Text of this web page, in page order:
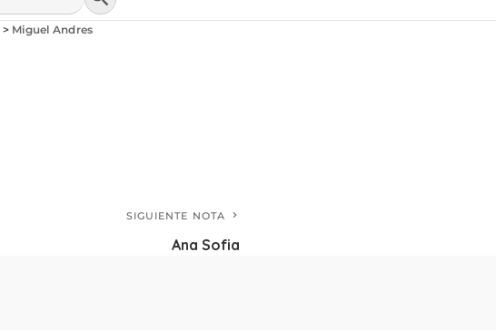
> Miguel Andres
SIGUIENTE NOTA
Ana Sofia